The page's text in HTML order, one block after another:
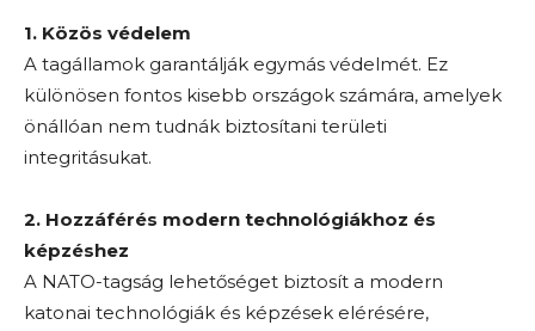
1. Közös védelem
A tagállamok garantálják egymás védelmét. Ez
különösen fontos kisebb országok számára, amelyek
önállóan nem tudnák biztosítani területi
integritásukat.
2. Hozzáférés modern technológiákhoz és
képzéshez
A NATO-tagság lehetőséget biztosít a modern
katonai technológiák és képzések elérésére,